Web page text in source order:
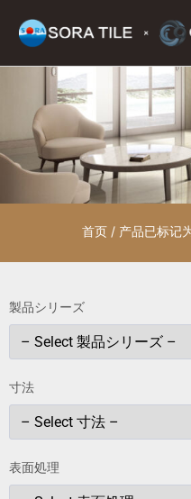
首页/ 产品已标记
製品シリーズ
寸法
表面処理